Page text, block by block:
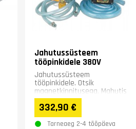
Jahutussüsteem
tööpinkidele 380V
Jahutussüsteem
tööpinkidele. Otsik
magnetkinnitusega. Mahutis
eraldav sõel.
332,90 €
Tarneaeg 2-4 tööpäeva